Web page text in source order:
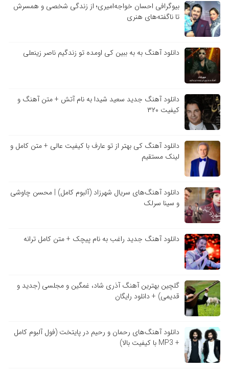
بیوگرافی احسان خواجه‌امیری؛ از زندگی شخصی و همسرش
تا ناگفته‌های هنری
دانلود آهنگ به به ببین کی اومده تو زندگیم ناصر زینعلی
دانلود آهنگ جدید سعید شیدا به نام آتش + متن آهنگ و
کیفیت ۳۲۰
دانلود آهنگ کی بهتر از تو عارف با کیفیت عالی + متن کامل و
لینک مستقیم
دانلود آهنگ‌های سریال شهرزاد (آلبوم کامل) | محسن چاوشی
و سینا سرلک
دانلود آهنگ جدید راغب به نام پیچک + متن کامل ترانه
گلچین بهترین آهنگ آذری شاد، غمگین و مجلسی (جدید و
قدیمی) + دانلود رایگان
دانلود آهنگ‌های رحمان و رحیم در پایتخت (فول آلبوم کامل
+ MP3 با کیفیت بالا)